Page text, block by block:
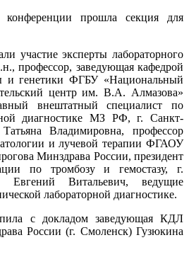
конференции прошла секция для
участие эксперты лабораторного
профессор, заведующая кафедрой
и генетики ФГБУ «Национальный
центр им. В.А. Алмазова»
внештатный специалист по
диагностике МЗ РФ, г. Санкт-
Владимировна, профессор
и лучевой терапии ФГАОУ
Минздрава России, президент
по тромбозу и гемостазу, г.
Витальевич, ведущие
лабораторной диагностике.
с докладом заведующая КДЛ
России (г. Смоленск) Гузюкина